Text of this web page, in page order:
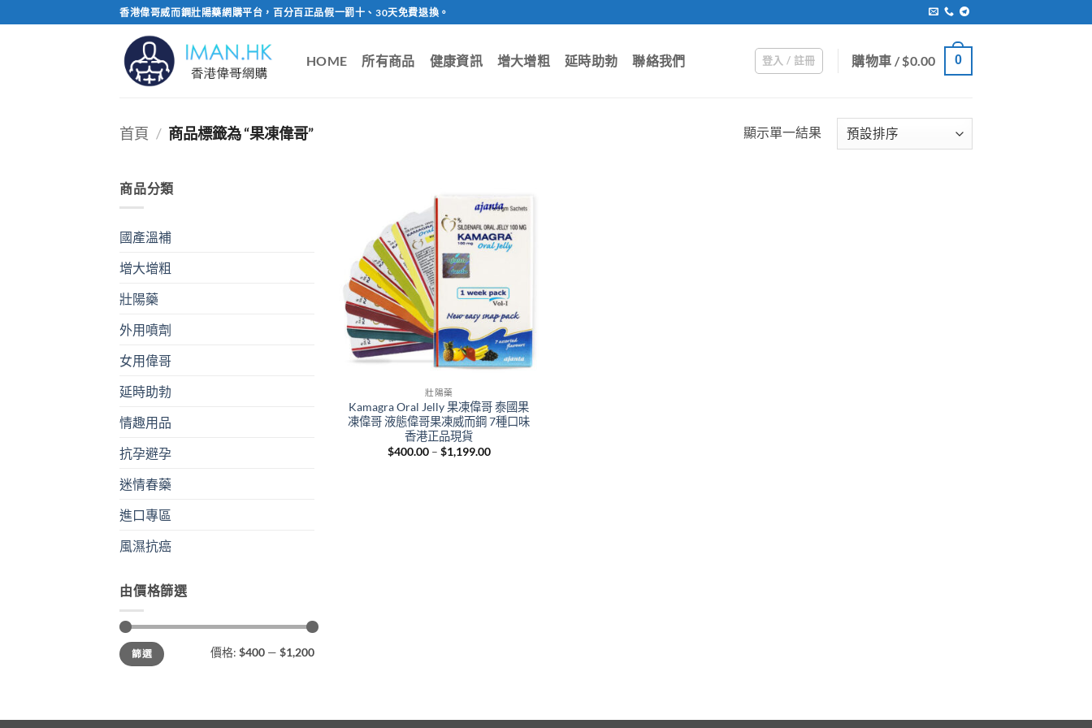
to
香港偉哥威而鋼壯陽藥網購平台，百分百正品假一罰十、30天免費退換。
HOME 所有商品 健康資訊 增大增粗 延時助勃 聯絡我們 登入 / 註冊 購物車 /$0.00 0
首頁 / 商品標籤為 “果凍偉哥” 顯示單一結果
商品分類
國產溫補
增大增粗
壯陽藥
外用噴劑
女用偉哥
延時助勃
情趣用品
抗孕避孕
迷情春藥
進口專區
風濕抗癌
由價格篩選
最
低
價
最
高
價
篩選 價格: $400 — $1,200
壯陽藥
Kamagra Oral Jelly 果凍偉哥 泰國果
凍偉哥 液態偉哥果凍威而鋼 7種口味
香港正品現貨
$400.00 – $1,199.00Price